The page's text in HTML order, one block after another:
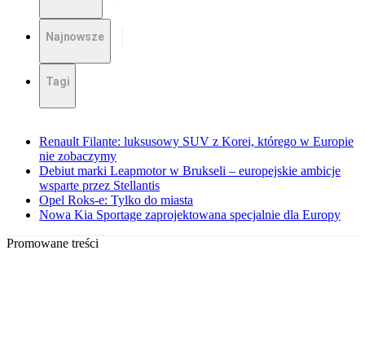
Najnowsze
Tagi
Renault Filante: luksusowy SUV z Korei, którego w Europie
nie zobaczymy
Debiut marki Leapmotor w Brukseli – europejskie ambicje
wsparte przez Stellantis
Opel Roks-e: Tylko do miasta
Nowa Kia Sportage zaprojektowana specjalnie dla Europy
Promowane treści